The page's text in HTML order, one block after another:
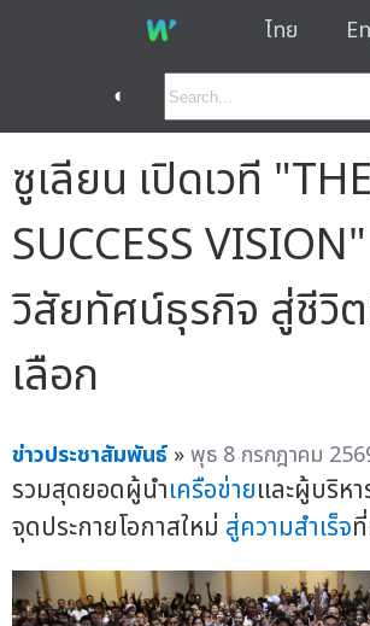
ไทย
◐
ซูเลียน เปิดเวที "THE
SUCCESS
วิสัยทัศน์ธุรกิจ สู่ชีวิ
เลือก
ข่าวประชาสัมพันธ์ »พุธ 8 กรกฎาคม
รวมสุดยอดผู้นำเครือข่ายและผู้บริห
จุดประกายโอกาสใหม่ สู่ความสำเร็จ